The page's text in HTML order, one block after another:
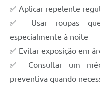
✅ Aplicar repelente
✅ Usar roupas
especialmente à noite
✅ Evitar exposição em
✅ Consultar um
preventiva quando